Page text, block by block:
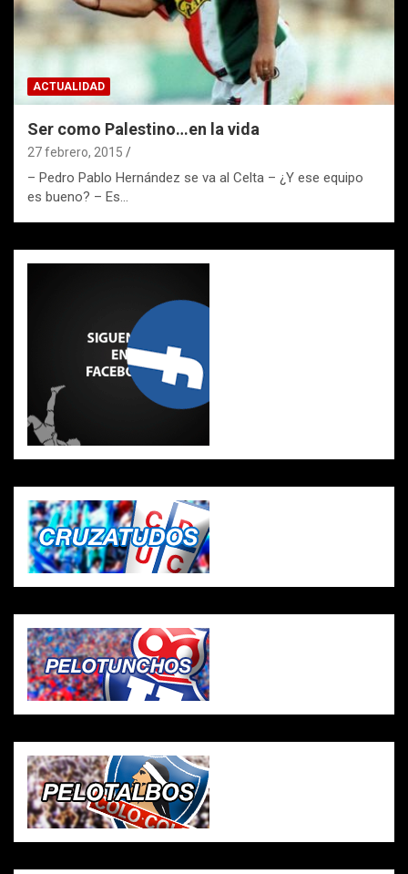
ACTUALIDAD
Ser como Palestino…en la vida
27 febrero, 2015
– Pedro Pablo Hernández se va al Celta – ¿Y ese equipo
es bueno? – Es…